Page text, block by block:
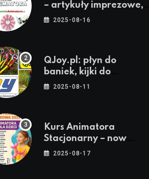
– artykuły imprezowe,
dekoracje, stroje i
2025-08-16
QJoy.pl: płyn do
baniek, kijki do
baniek, sznurki do
2025-08-11
Kurs Animatora
Stacjonarny – nowa
trasa Akademii
2025-08-17